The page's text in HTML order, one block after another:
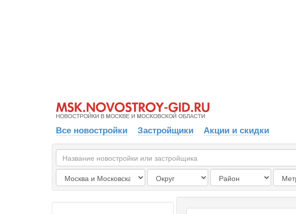
Все новостройки Застройщики Акции и скидки